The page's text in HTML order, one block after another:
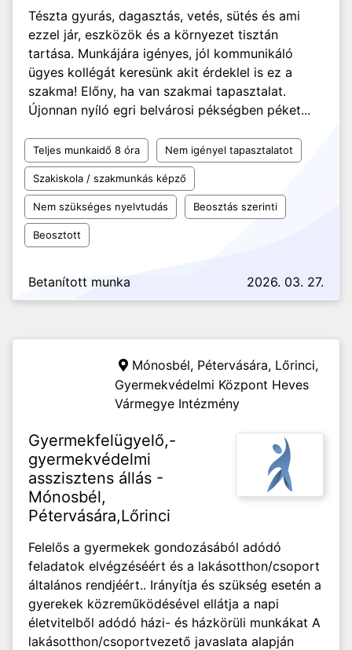
Tészta gyurás, dagasztás, vetés, sütés és ami
ezzel jár, eszközök és a környezet tisztán
tartása. Munkájára igényes, jól kommunikáló
ügyes kollégát keresünk akit érdeklel is ez a
szakma! Előny, ha van szakmai tapasztalat.
Újonnan nyíló egri belvárosi pékségben péket...
Teljes munkaidő 8 óra Nem igényel tapasztalatot
Szakiskola / szakmunkás képző
Nem szükséges nyelvtudás Beosztás szerinti
Beosztott
Betanított munka 2026. 03. 27.
Mónosbél, Pétervására, Lőrinci,
Gyermekvédelmi Központ Heves
Vármegye Intézmény
Gyermekfelügyelő,-
gyermekvédelmi
asszisztens állás -
Mónosbél,
Pétervására,Lőrinci
Felelős a gyermekek gondozásából adódó
feladatok elvégzéséért és a lakásotthon/csoport
általános rendjéért.. Irányítja és szükség esetén a
gyerekek közreműködésével ellátja a napi
életvitelből adódó házi- és házkörüli munkákat A
lakásotthon/csoportvezető javaslata alapján